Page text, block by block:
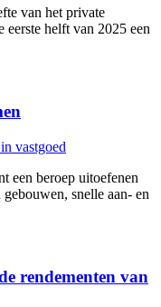
van het private
eerste helft van 2025 een
vastgoed
een beroep uitoefenen
snelle aan- en
rendementen van